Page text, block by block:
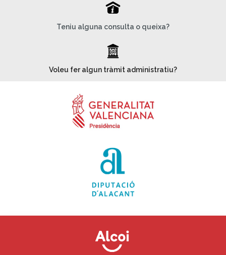
P
Teniu alguna consulta o queixa?
_
Voleu fer algun tràmit administratiu?